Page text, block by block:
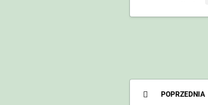
POPRZEDNIA